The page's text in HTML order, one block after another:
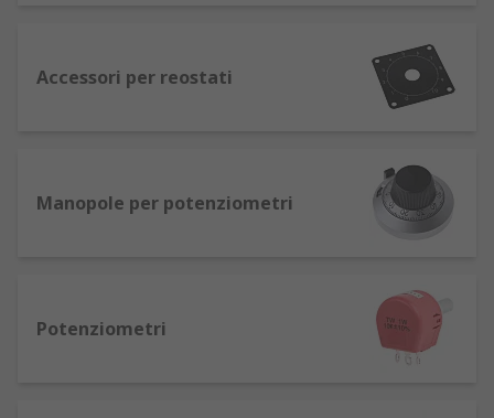
chitarre e bassi. I resistori variabili hanno un
valore minimo e massimo che può alterare la
Come funziona un resistore variabile in un
Il ruolo di un resistore variabile in un circuito è
quello di consentire di variare la quantità di
resistenza. Quando la resistenza diminuisce, il
Accessori per reostati
Manopole per potenziometri
Potenziometri